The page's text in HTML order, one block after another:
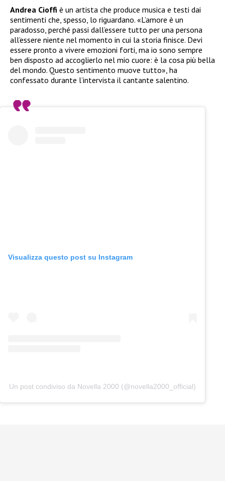
Andrea Cioffi è un artista che produce musica e testi dai
sentimenti che, spesso, lo riguardano. «L’amore è un
paradosso, perché passi dall’essere tutto per una persona
all’essere niente nel momento in cui la storia finisce. Devi
essere pronto a vivere emozioni forti, ma io sono sempre
ben disposto ad accoglierlo nel mio cuore: è la cosa più bella
del mondo. Questo sentimento muove tutto», ha
confessato durante l’intervista il cantante salentino.
Visualizza questo post su Instagram
Un post condiviso da Novella 2000 (@novella2000_official)